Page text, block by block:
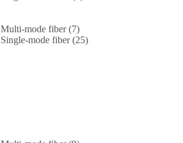
Multi-mode fiber (7)
Single-mode fiber (25)